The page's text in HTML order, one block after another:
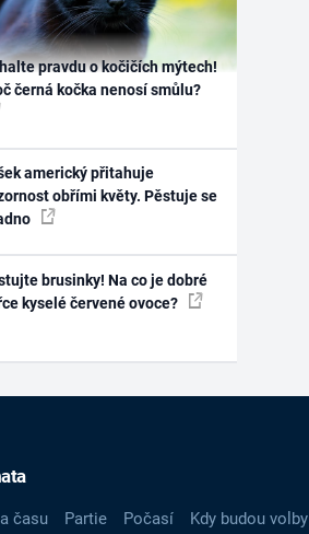
pravdu o kočičích mýtech!
černá kočka nenosí smůlu?
americký přitahuje
obřími květy. Pěstuje se
brusinky! Na co je dobré
kyselé červené ovoce?
času Partie Počasí Kdy budou volby